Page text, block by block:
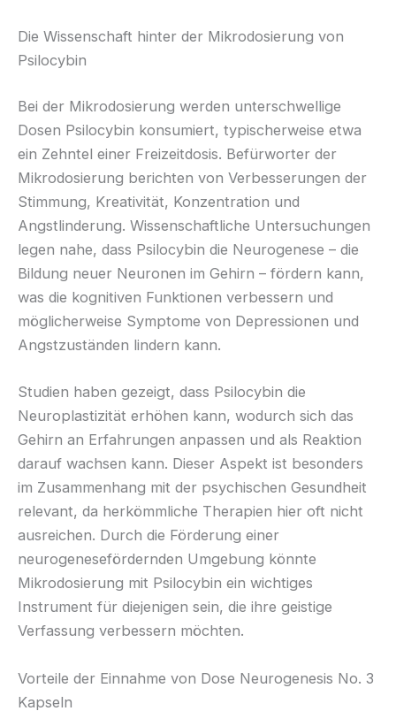
Die Wissenschaft hinter der Mikrodosierung von
Psilocybin
Bei der Mikrodosierung werden unterschwellige
Dosen Psilocybin konsumiert, typischerweise etwa
ein Zehntel einer Freizeitdosis. Befürworter der
Mikrodosierung berichten von Verbesserungen der
Stimmung, Kreativität, Konzentration und
Angstlinderung. Wissenschaftliche Untersuchungen
legen nahe, dass Psilocybin die Neurogenese – die
Bildung neuer Neuronen im Gehirn – fördern kann,
was die kognitiven Funktionen verbessern und
möglicherweise Symptome von Depressionen und
Angstzuständen lindern kann.
Studien haben gezeigt, dass Psilocybin die
Neuroplastizität erhöhen kann, wodurch sich das
Gehirn an Erfahrungen anpassen und als Reaktion
darauf wachsen kann. Dieser Aspekt ist besonders
im Zusammenhang mit der psychischen Gesundheit
relevant, da herkömmliche Therapien hier oft nicht
ausreichen. Durch die Förderung einer
neurogenesefördernden Umgebung könnte
Mikrodosierung mit Psilocybin ein wichtiges
Instrument für diejenigen sein, die ihre geistige
Verfassung verbessern möchten.
Vorteile der Einnahme von Dose Neurogenesis No. 3
Kapseln